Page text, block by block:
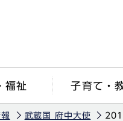
福祉 子育て・
武蔵国 府中大使